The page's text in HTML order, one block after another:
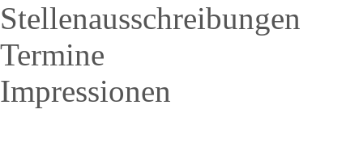
Stellenausschreibungen
Termine
Impressionen